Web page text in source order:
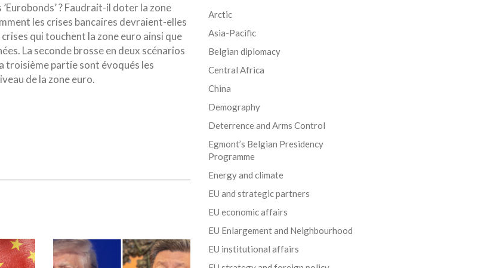
? Faudrait-il doter la zone
les crises bancaires devraient-elles
qui touchent la zone euro ainsi que
La seconde brosse en deux scénarios
troisième partie sont évoqués les
de la zone euro.
Arctic
Asia-Pacific
Belgian diplomacy
Central Africa
China
Demography
Deterrence and Arms Control
Egmont’s Belgian Presidency
Programme
Energy and climate
EU and strategic partners
EU economic affairs
EU Enlargement and Neighbourhood
EU institutional affairs